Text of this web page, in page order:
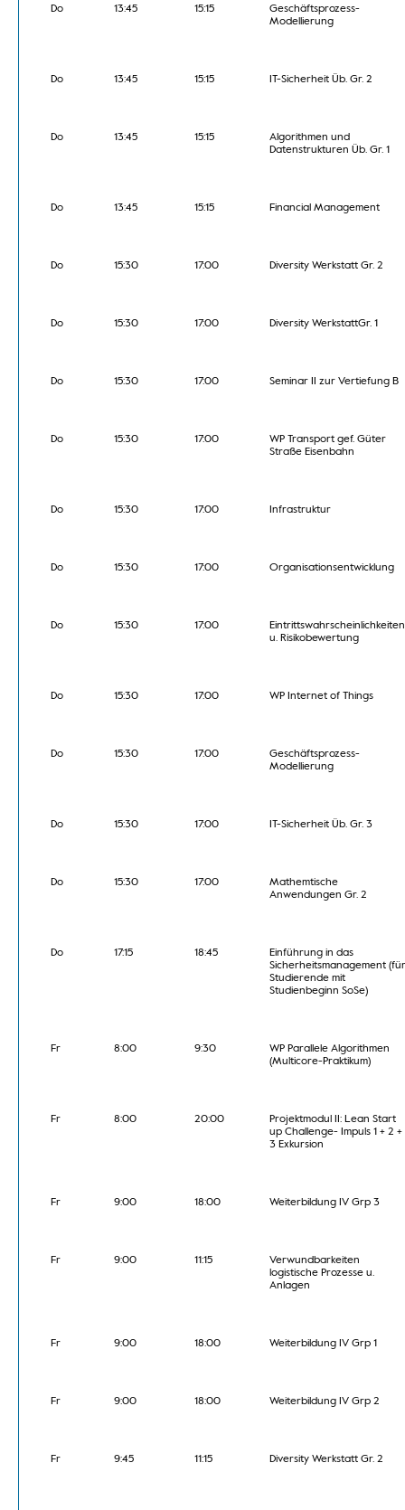
Do 13:45 15:15
Geschäftsprozess-
Modellierung
Do 13:45 15:15 IT-Sicherheit Üb. Gr. 2
Do 13:45 15:15
Algorithmen und
Datenstrukturen Üb. Gr. 1
Do 13:45 15:15 Financial Management
Do 15:30 17:00 Diversity Werkstatt Gr. 2
Do 15:30 17:00 Diversity WerkstattGr. 1
Do 15:30 17:00 Seminar II zur Vertiefung B
Do 15:30 17:00
WP Transport gef. Güter
Straße Eisenbahn
Do 15:30 17:00 Infrastruktur
Do 15:30 17:00 Organisationsentwicklung
Do 15:30 17:00
Eintrittswahrscheinlichkeiten
u. Risikobewertung
Do 15:30 17:00 WP Internet of Things
Do 15:30 17:00
Geschäftsprozess-
Modellierung
Do 15:30 17:00 IT-Sicherheit Üb. Gr. 3
Do 15:30 17:00
Mathemtische
Anwendungen Gr. 2
Do 17:15 18:45
Einführung in das
Sicherheitsmanagement (für
Studierende mit
Studienbeginn SoSe)
Fr 8:00 9:30
WP Parallele Algorithmen
(Multicore-Praktikum)
Fr 8:00 20:00
Projektmodul II: Lean Start
up Challenge- Impuls 1 + 2 +
3 Exkursion
Fr 9:00 18:00 Weiterbildung IV Grp 3
Fr 9:00 11:15
Verwundbarkeiten
logistische Prozesse u.
Anlagen
Fr 9:00 18:00 Weiterbildung IV Grp 1
Fr 9:00 18:00 Weiterbildung IV Grp 2
Fr 9:45 11:15 Diversity Werkstatt Gr. 2